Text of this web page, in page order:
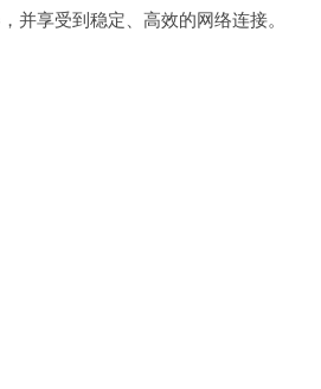
享受到稳定、高效的网络连接。